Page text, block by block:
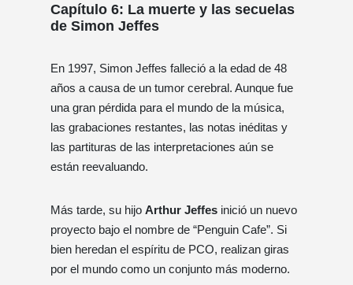
Capítulo 6: La muerte y las secuelas
de Simon Jeffes
En 1997, Simon Jeffes falleció a la edad de 48
años a causa de un tumor cerebral. Aunque fue
una gran pérdida para el mundo de la música,
las grabaciones restantes, las notas inéditas y
las partituras de las interpretaciones aún se
están reevaluando.
Más tarde, su hijo Arthur Jeffes inició un nuevo
proyecto bajo el nombre de “Penguin Cafe”. Si
bien heredan el espíritu de PCO, realizan giras
por el mundo como un conjunto más moderno.